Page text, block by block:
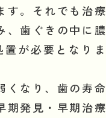
す。それでも治療
、歯ぐきの中に膿
が必要となりま
くなり、歯の寿命
期発見・早期治療